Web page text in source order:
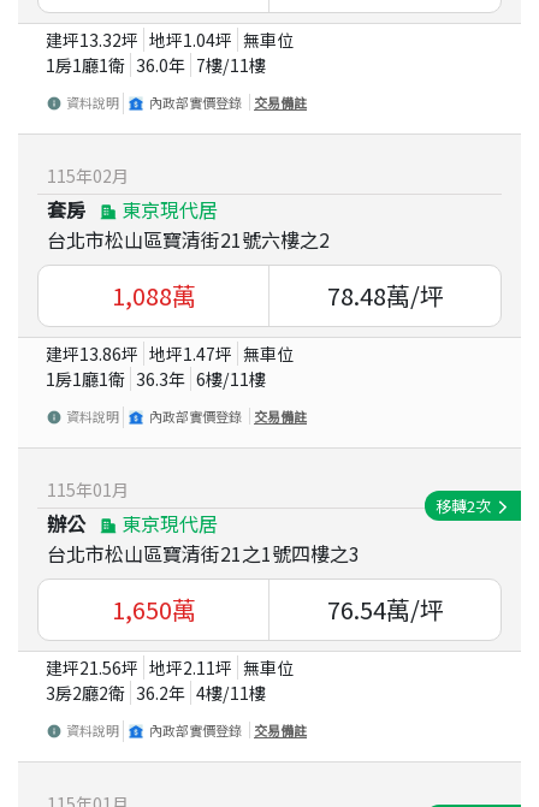
建坪13.32坪 地坪1.04坪 無車位
1房1廳1衛 36.0年 7樓/11樓
資料說明 內政部實價登錄 交易備註
115年02月
套房
東京現代居
台北市松山區寶清街21號六樓之2
1,088萬 78.48萬/坪
建坪13.86坪 地坪1.47坪 無車位
1房1廳1衛 36.3年 6樓/11樓
資料說明 內政部實價登錄 交易備註
115年01 月
辦公
東京現代居
台北市松山區寶清街21之1號四樓之3
移轉2次
1,650萬 76.54萬/坪
建坪21.56坪 地坪2.11坪 無車位
3房2廳2衛 36.2年 4樓/11樓
資料說明 內政部實價登錄 交易備註